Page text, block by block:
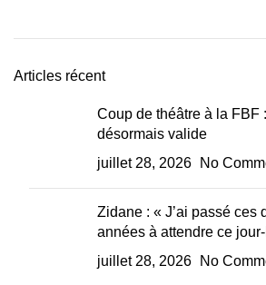
Articles récent
Coup de théâtre à la FBF
désormais valide
juillet 28, 2026
No
Zidane : « J’ai passé ces
années à attendre ce
juillet 28, 2026
No